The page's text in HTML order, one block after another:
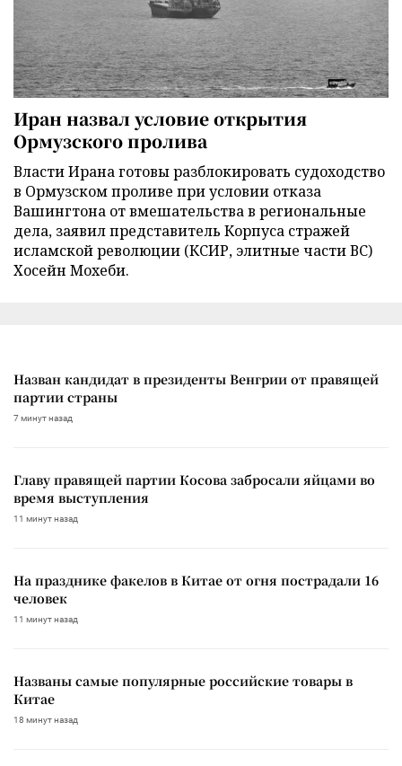
Иран назвал условие открытия
Ормузского пролива
Власти Ирана готовы разблокировать судоходство
в Ормузском проливе при условии отказа
Вашингтона от вмешательства в региональные
дела, заявил представитель Корпуса стражей
исламской революции (КСИР, элитные части ВС)
Хосейн Мохеби.
Назван кандидат в президенты Венгрии от правящей
партии страны
7 минут назад
Главу правящей партии Косова забросали яйцами во
время выступления
11 минут назад
На празднике факелов в Китае от огня пострадали 16
человек
11 минут назад
Названы самые популярные российские товары в
Китае
18 минут назад